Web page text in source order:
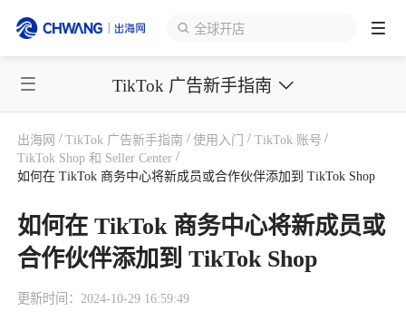
全球开店
跨境展会
出海服务
跨境报告
TikTok 广告新手指南
出海网 / TikTok 广告新手指南 / 使用入门 / TikTok 账号 /
TikTok Shop 和 Seller Center /
如何在 TikTok 商务中心将新成员或合作伙伴添加到 TikTok Shop
如何在 TikTok 商务中心将新成员或
合作伙伴添加到 TikTok Shop
更新时间：2024-10-29 16:59:49